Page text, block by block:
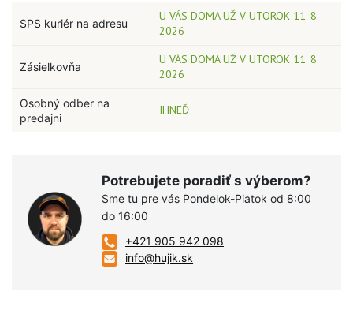
SPS kuriér na adresu
U VÁS DOMA UŽ V UTOROK 11. 8.
2026
Zásielkovňa
U VÁS DOMA UŽ V UTOROK 11. 8.
2026
Osobný odber na
predajni
IHNEĎ
Potrebujete poradiť s výberom?
Sme tu pre vás Pondelok-Piatok od 8:00
do 16:00
+421 905 942 098
info@hujik.sk